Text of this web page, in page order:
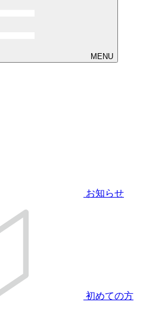
MENU
お知らせ
初めての方